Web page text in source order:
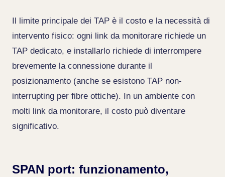
Il limite principale dei TAP è il costo e la necessità di
intervento fisico: ogni link da monitorare richiede un
TAP dedicato, e installarlo richiede di interrompere
brevemente la connessione durante il
posizionamento (anche se esistono TAP non-
interrupting per fibre ottiche). In un ambiente con
molti link da monitorare, il costo può diventare
significativo.
SPAN port: funzionamento,